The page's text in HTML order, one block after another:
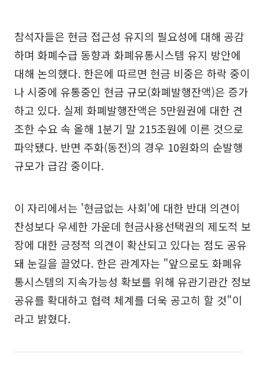
참석자들은 현금 접근성 유지의 필요성에 대해 공감
하며 화폐수급 동향과 화폐유통시스템 유지 방안에
대해 논의했다. 한은에 따르면 현금 비중은 하락 중이
나 시중에 유통중인 현금 규모(화폐발행잔액)은 증가
하고 있다. 실제 화폐발행잔액은 5만원권에 대한 견
조한 수요 속 올해 1분기 말 215조원에 이른 것으로
파악됐다. 반면 주화(동전)의 경우 10원화의 순발행
규모가 급감 중이다.
이 자리에서는 '현금없는 사회'에 대한 반대 의견이
찬성보다 우세한 가운데 현금사용선택권의 제도적 보
장에 대한 긍정적 의견이 확산되고 있다는 점도 공유
돼 눈길을 끌었다. 한은 관계자는 "앞으로도 화폐유
통시스템의 지속가능성 확보를 위해 유관기관간 정보
공유를 확대하고 협력 체계를 더욱 공고히 할 것"이
라고 밝혔다.